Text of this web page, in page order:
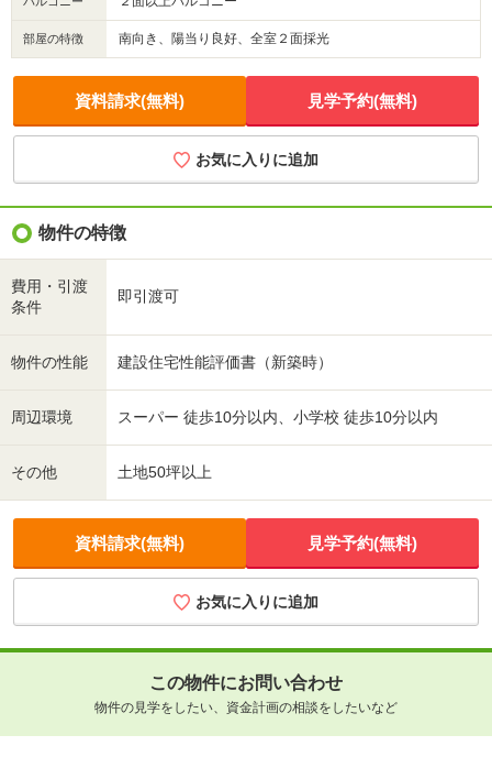
部屋の特徴 南向き、陽当り良好、全室２面採光
資料請求(無料) 見学予約(無料)
お気に入りに追加
物件の特徴
費用・引渡
条件
即引渡可
物件の性能 建設住宅性能評価書（新築時）
周辺環境 スーパー 徒歩10分以内、小学校 徒歩10分以内
その他 土地50坪以上
資料請求(無料) 見学予約(無料)
お気に入りに追加
この物件にお問い合わせ
物件の見学をしたい、資金計画の相談をしたいなど